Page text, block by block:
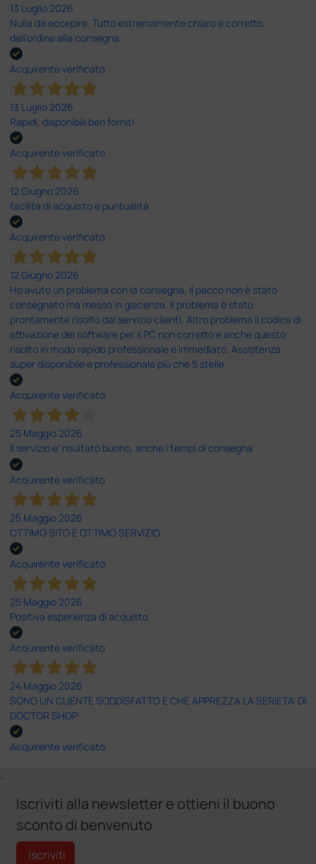
13 Luglio 2026
Nulla da eccepire. Tutto estremamente chiaro e corretto,
dall’ordine alla consegna.
Acquirente verificato
13 Luglio 2026
Rapidi, disponibili ben forniti
Acquirente verificato
12 Giugno 2026
facilità di acquisto e puntualità
Acquirente verificato
12 Giugno 2026
Ho avuto un problema con la consegna, il pacco non è stato
consegnato ma messo in giacenza. Il problema è stato
prontamente risolto dal servizio clienti. Altro problema il codice di
attivazione del software per il PC non corretto e anche questo
risolto in modo rapido professionale e immediato. Assistenza
super disponibile e professionale più che 5 stelle
Acquirente verificato
25 Maggio 2026
Il servizio e’ risultato buono, anche i tempi di consegna
Acquirente verificato
25 Maggio 2026
OTTIMO SITO E OTTIMO SERVIZIO
Acquirente verificato
25 Maggio 2026
Positiva esperienza di acquisto
Acquirente verificato
24 Maggio 2026
SONO UN CLIENTE SODDISFATTO E CHE APPREZZA LA SERIETA' DI
DOCTOR SHOP
Acquirente verificato
;
Iscriviti alla newsletter e ottieni il buono
sconto di benvenuto
Iscriviti